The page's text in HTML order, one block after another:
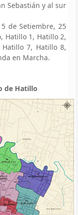
Sebastián y al sur
de Setiembre, 25
Hatillo 1, Hatillo 2,
7, Hatillo 8,
en Marcha.
de Hatillo